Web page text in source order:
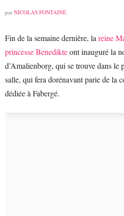
par NICOLAS FONTAINE
Fin de la semaine dernière, la reine
princesse Benedikteont inauguré la
d’Amalienborg, qui se trouve dans
salle, qui fera dorénavant parie de la
dédiée à Fabergé.